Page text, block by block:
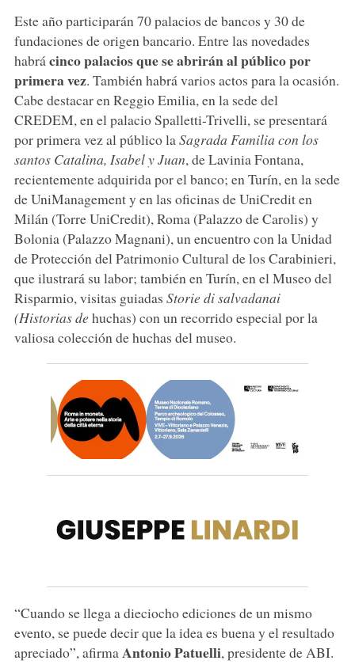
Este año participarán 70 palacios de bancos y 30 de
fundaciones de origen bancario. Entre las novedades
habrá cinco palacios que se abrirán al público por
primera vez. También habrá varios actos para la ocasión.
Cabe destacar en Reggio Emilia, en la sede del
CREDEM, en el palacio Spalletti-Trivelli, se presentará
por primera vez al público la Sagrada Familia con los
santos Catalina, Isabel y Juan, de Lavinia Fontana,
recientemente adquirida por el banco; en Turín, en la sede
de UniManagement y en las oficinas de UniCredit en
Milán (Torre UniCredit), Roma (Palazzo de Carolis) y
Bolonia (Palazzo Magnani), un encuentro con la Unidad
de Protección del Patrimonio Cultural de los Carabinieri,
que ilustrará su labor; también en Turín, en el Museo del
Risparmio, visitas guiadas Storie di salvadanai
(Historias dehuchas) con un recorrido especial por la
valiosa colección de huchas del museo.
“Cuando se llega a dieciocho ediciones de un mismo
evento, se puede decir que la idea es buena y el resultado
apreciado”, afirma Antonio Patuelli, presidente de ABI.